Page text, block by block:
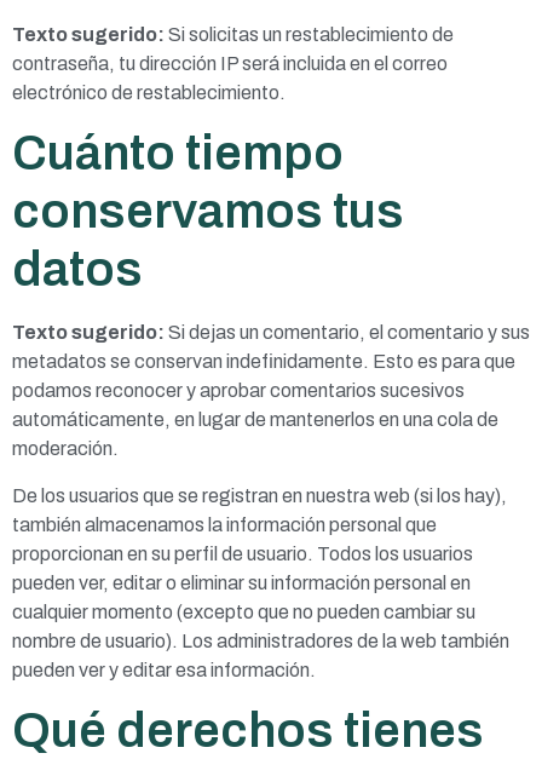
Texto sugerido: Si solicitas un restablecimiento de
contraseña, tu dirección IP será incluida en el correo
electrónico de restablecimiento.
Cuánto tiempo
conservamos tus
datos
Texto sugerido: Si dejas un comentario, el comentario y sus
metadatos se conservan indefinidamente. Esto es para que
podamos reconocer y aprobar comentarios sucesivos
automáticamente, en lugar de mantenerlos en una cola de
moderación.
De los usuarios que se registran en nuestra web (si los hay),
también almacenamos la información personal que
proporcionan en su perfil de usuario. Todos los usuarios
pueden ver, editar o eliminar su información personal en
cualquier momento (excepto que no pueden cambiar su
nombre de usuario). Los administradores de la web también
pueden ver y editar esa información.
Qué derechos tienes